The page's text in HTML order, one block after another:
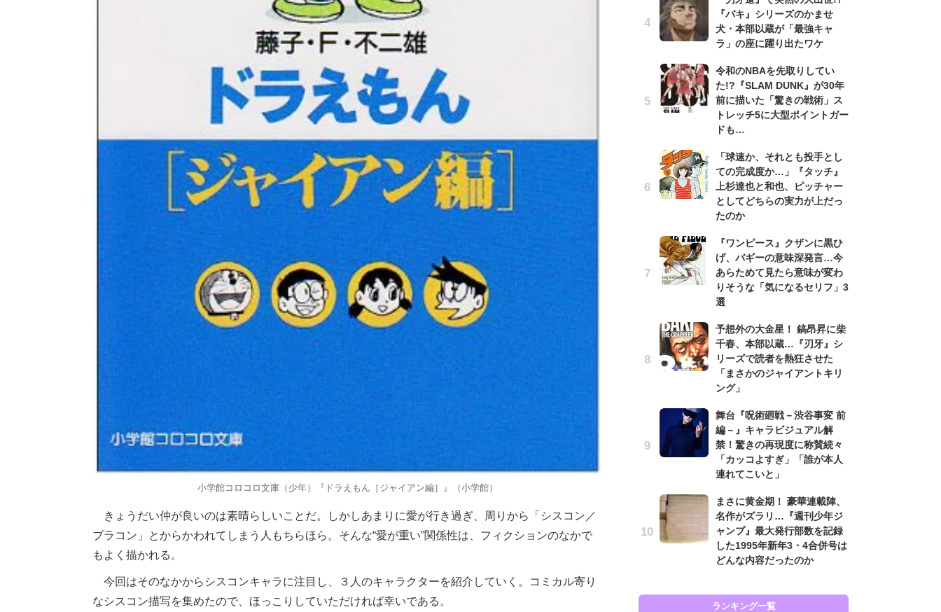
小学館コロコロ文庫（少年）『ドラえもん［ジャイアン編］』（小学館）
きょうだい仲が良いのは素晴らしいことだ。しかしあまりに愛が行き過ぎ、周りから「シスコン／
ブラコン」とからかわれてしまう人もちらほら。そんな“愛が重い”関係性は、フィクションのなかで
もよく描かれる。
今回はそのなかからシスコンキャラに注目し、３人のキャラクターを紹介していく。コミカル寄り
なシスコン描写を集めたので、ほっこりしていただければ幸いである。
『バキ』シリーズのかませ
犬・本部以蔵が「最強キャ
ラ」の座に躍り出たワケ
令和のNBAを先取りしてい
た!?『SLAM DUNK』が30年
前に描いた「驚きの戦術」ス
トレッチ5に大型ポイントガー
ドも…
「球速か、それとも投手とし
ての完成度か…」『タッチ』
上杉達也と和也、ピッチャー
としてどちらの実力が上だっ
たのか
『ワンピース』クザンに黒ひ
げ、バギーの意味深発言…今
あらためて見たら意味が変わ
りそうな「気になるセリフ」3
選
予想外の大金星！ 鎬昂昇に柴
千春、本部以蔵…『刃牙』シ
リーズで読者を熱狂させた
「まさかのジャイアントキリ
ング」
舞台『呪術廻戦－渋谷事変 前
編－』キャラビジュアル解
禁！驚きの再現度に称賛続々
「カッコよすぎ」「誰が本人
連れてこいと」
まさに黄金期！ 豪華連載陣、
名作がズラリ…『週刊少年ジ
ャンプ』最大発行部数を記録
した1995年新年3・4合併号は
どんな内容だったのか
ランキング一覧